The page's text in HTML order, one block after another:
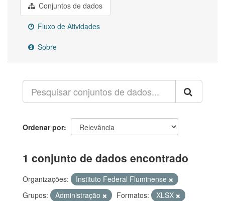
Conjuntos de dados
Fluxo de Atividades
Sobre
Ordenar por
1 conjunto de dados encontrado
Organizações:
Instituto Federal Fluminense
Grupos:
Administração Formatos:
XLSX